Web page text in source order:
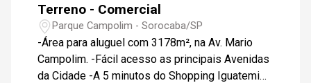
Terreno - Comercial
Parque Campolim - Sorocaba/SP
-Área para aluguel com 3178m², na Av. Mario
Campolim. -Fácil acesso as principais Avenidas
da Cidade -A 5 minutos do Shopping Iguatemi